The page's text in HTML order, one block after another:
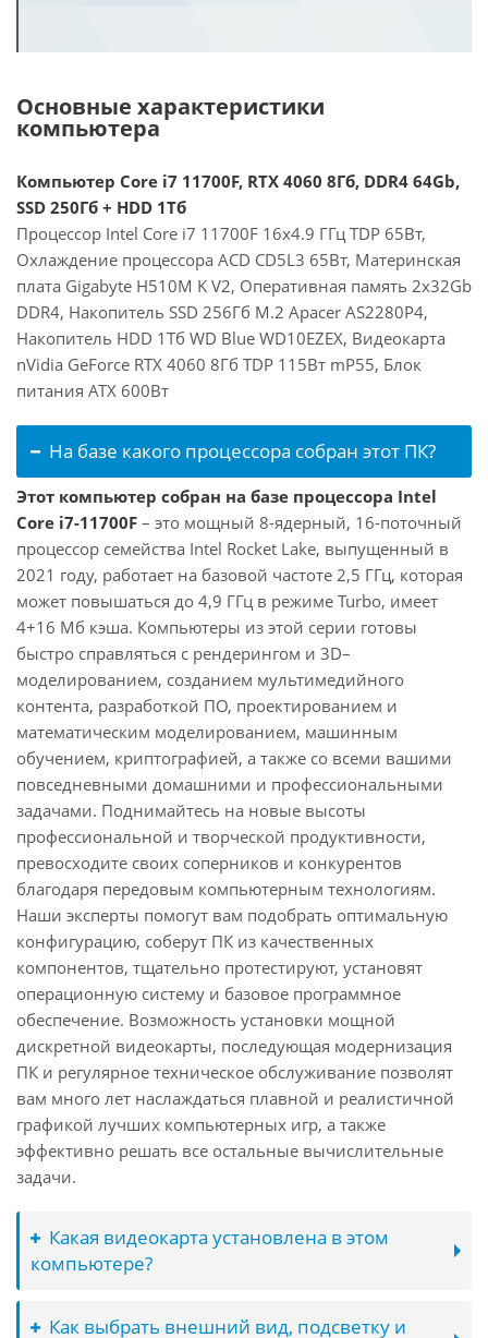
Основные характеристики
компьютера
Компьютер Core i7 11700F, RTX 4060 8Гб, DDR4 64Gb,
SSD 250Гб + HDD 1Тб
Процессор Intel Core i7 11700F 16x4.9 ГГц TDP 65Вт,
Охлаждение процессора ACD CD5L3 65Вт, Материнская
плата Gigabyte H510M K V2, Оперативная память 2x32Gb
DDR4, Накопитель SSD 256Гб M.2 Apacer AS2280P4,
Накопитель HDD 1Тб WD Blue WD10EZEX, Видеокарта
nVidia GeForce RTX 4060 8Гб TDP 115Вт mP55, Блок
питания ATX 600Вт
На базе какого процессора собран этот ПК?
Этот компьютер собран на базе процессора Intel
Core i7-11700F – это мощный 8-ядерный, 16-поточный
процессор семейства Intel Rocket Lake, выпущенный в
2021 году, работает на базовой частоте 2,5 ГГц, которая
может повышаться до 4,9 ГГц в режиме Turbo, имеет
4+16 Мб кэша. Компьютеры из этой серии готовы
быстро справляться с рендерингом и 3D–
моделированием, созданием мультимедийного
контента, разработкой ПО, проектированием и
математическим моделированием, машинным
обучением, криптографией, а также со всеми вашими
повседневными домашними и профессиональными
задачами. Поднимайтесь на новые высоты
профессиональной и творческой продуктивности,
превосходите своих соперников и конкурентов
благодаря передовым компьютерным технологиям.
Наши эксперты помогут вам подобрать оптимальную
конфигурацию, соберут ПК из качественных
компонентов, тщательно протестируют, установят
операционную систему и базовое программное
обеспечение. Возможность установки мощной
дискретной видеокарты, последующая модернизация
ПК и регулярное техническое обслуживание позволят
вам много лет наслаждаться плавной и реалистичной
графикой лучших компьютерных игр, а также
эффективно решать все остальные вычислительные
задачи.
Какая видеокарта установлена в этом
компьютере?
Как выбрать внешний вид, подсветку и